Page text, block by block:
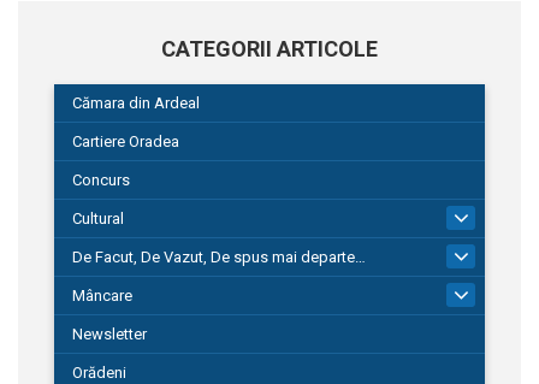
CATEGORII ARTICOLE
Cămara din Ardeal
Cartiere Oradea
Concurs
Cultural
De Facut, De Vazut, De spus mai departe…
580
Mâncare
Newsletter
Orădeni